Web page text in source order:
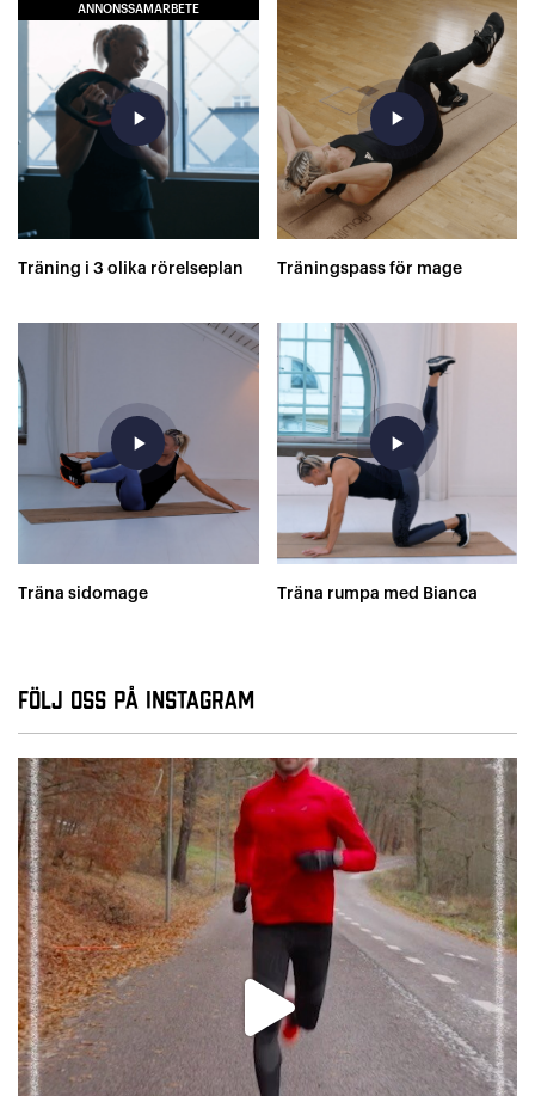
ANNONSSAMARBETE
play_arrow
Träning i 3 olika rörelseplan
play_arrow
Träningspass för mage
play_arrow
Träna sidomage
play_arrow
Träna rumpa med Bianca
Följ oss på Instagram